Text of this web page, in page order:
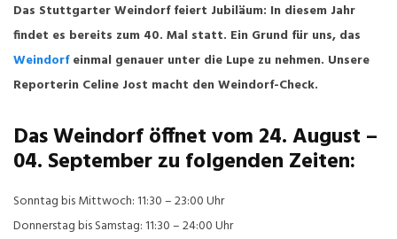
Das Stuttgarter Weindorf feiert Jubiläum: In diesem Jahr
findet es bereits zum 40. Mal statt. Ein Grund für uns, das
Weindorfeinmal genauer unter die Lupe zu nehmen. Unsere
Reporterin Celine Jost macht den Weindorf-Check.
Das Weindorf öffnet vom 24. August –
04. September zu folgenden Zeiten:
Sonntag bis Mittwoch: 11:30 – 23:00 Uhr
Donnerstag bis Samstag: 11:30 – 24:00 Uhr